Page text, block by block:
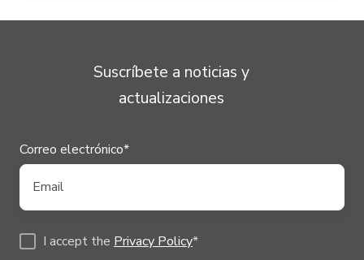
Suscríbete a noticias y
actualizaciones
Correo electrónico*
I accept the Privacy Policy*